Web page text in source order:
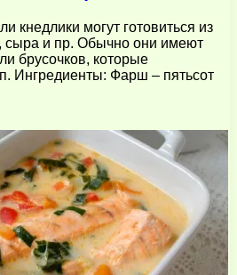
кнедлики могут готовиться из
сыра и пр. Обычно они имеют
брусочков, которые
Ингредиенты: Фарш – пятьсот